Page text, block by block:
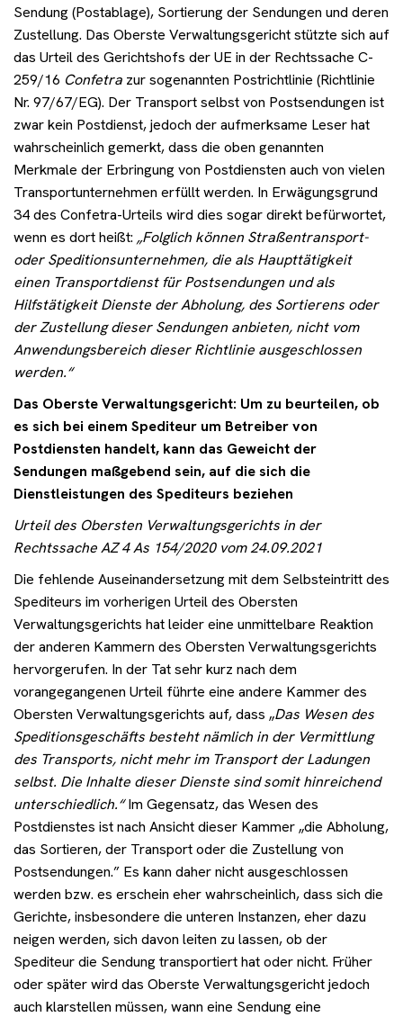
Sendung (Postablage), Sortierung der Sendungen und deren
Zustellung. Das Oberste Verwaltungsgericht stützte sich auf
das Urteil des Gerichtshofs der UE in der Rechtssache C-
259/16 Confetra zur sogenannten Postrichtlinie (Richtlinie
Nr. 97/67/EG). Der Transport selbst von Postsendungen ist
zwar kein Postdienst, jedoch der aufmerksame Leser hat
wahrscheinlich gemerkt, dass die oben genannten
Merkmale der Erbringung von Postdiensten auch von vielen
Transportunternehmen erfüllt werden. In Erwägungsgrund
34 des Confetra-Urteils wird dies sogar direkt befürwortet,
wenn es dort heißt: „Folglich können Straßentransport-
oder Speditionsunternehmen, die als Haupttätigkeit
einen Transportdienst für Postsendungen und als
Hilfstätigkeit Dienste der Abholung, des Sortierens oder
der Zustellung dieser Sendungen anbieten, nicht vom
Anwendungsbereich dieser Richtlinie ausgeschlossen
werden.“
Das Oberste Verwaltungsgericht: Um zu beurteilen, ob
es sich bei einem Spediteur um Betreiber von
Postdiensten handelt, kann das Geweicht der
Sendungen maßgebend sein, auf die sich die
Dienstleistungen des Spediteurs beziehen
Urteil des Obersten Verwaltungsgerichts in der
Rechtssache AZ 4 As 154/2020 vom 24.09.2021
Die fehlende Auseinandersetzung mit dem Selbsteintritt des
Spediteurs im vorherigen Urteil des Obersten
Verwaltungsgerichts hat leider eine unmittelbare Reaktion
der anderen Kammern des Obersten Verwaltungsgerichts
hervorgerufen. In der Tat sehr kurz nach dem
vorangegangenen Urteil führte eine andere Kammer des
Obersten Verwaltungsgerichts auf, dass „Das Wesen des
Speditionsgeschäfts besteht nämlich in der Vermittlung
des Transports, nicht mehr im Transport der Ladungen
selbst. Die Inhalte dieser Dienste sind somit hinreichend
unterschiedlich.“Im Gegensatz, das Wesen des
Postdienstes ist nach Ansicht dieser Kammer „die Abholung,
das Sortieren, der Transport oder die Zustellung von
Postsendungen.” Es kann daher nicht ausgeschlossen
werden bzw. es erschein eher wahrscheinlich, dass sich die
Gerichte, insbesondere die unteren Instanzen, eher dazu
neigen werden, sich davon leiten zu lassen, ob der
Spediteur die Sendung transportiert hat oder nicht. Früher
oder später wird das Oberste Verwaltungsgericht jedoch
auch klarstellen müssen, wann eine Sendung eine